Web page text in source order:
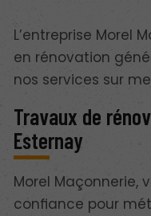
L’entreprise Morel
en rénovation
nos services sur
Travaux de
Esternay
Morel Maçonnerie,
confiance pour